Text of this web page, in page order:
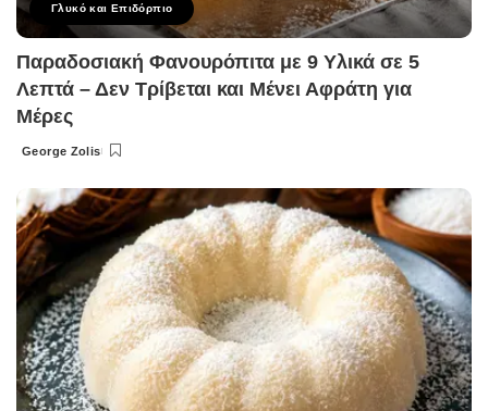
Γλυκό και Επιδόρπιο
Παραδοσιακή Φανουρόπιτα με 9 Υλικά σε 5
Λεπτά – Δεν Τρίβεται και Μένει Αφράτη για
Μέρες
Posted
George Zolis